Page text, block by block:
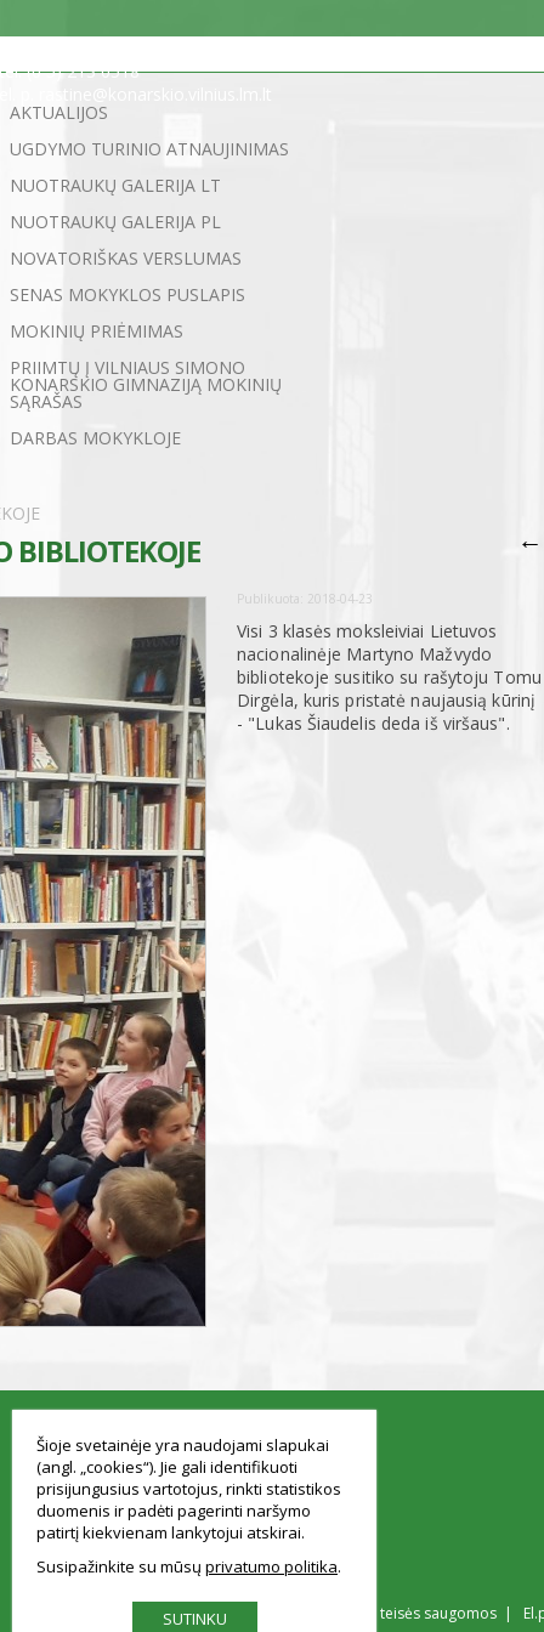
tel. (0 5) 213 0518
AKTUALIJOS
UGDYMO TURINIO ATNAUJINIMAS
NUOTRAUKŲ GALERIJA LT
NUOTRAUKŲ GALERIJA PL
NOVATORIŠKAS VERSLUMAS
SENAS MOKYKLOS PUSLAPIS
MOKINIŲ PRIĖMIMAS
PRIIMTŲ Į VILNIAUS SIMONO
KONARSKIO GIMNAZIJĄ MOKINIŲ
SĄRAŠAS
DARBAS MOKYKLOJE
BIBLIOTEKOJE ←
Publikuota: 2018-04-23
Visi 3 klasės moksleiviai Lietuvos
nacionalinėje Martyno Mažvydo
bibliotekoje susitiko su rašytoju Tomu
Dirgėla, kuris pristatė naujausią kūrinį
- "Lukas Šiaudelis deda iš viršaus".
© Vilniaus Simono Konarskio gimnazija Visos teisės saugomos |
Šioje svetainėje yra naudojami slapukai
(angl. „cookies“). Jie gali identifikuoti
prisijungusius vartotojus, rinkti statistikos
duomenis ir padėti pagerinti naršymo
patirtį kiekvienam lankytojui atskirai.
Susipažinkite su mūsų privatumo politika
SUTINKU